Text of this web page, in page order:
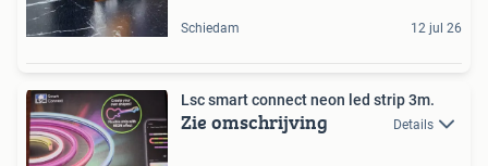
Schiedam 12 jul 26
Lsc smart connect neon led strip 3m.
Zie omschrijving Details